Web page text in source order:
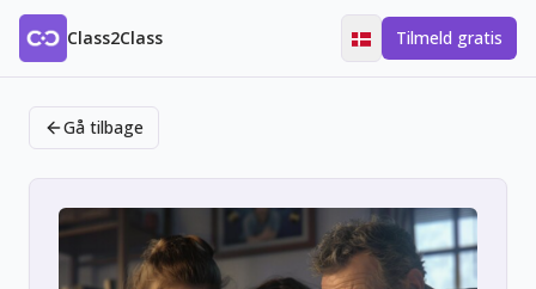
Class2Class Tilmeld gratis
Gå tilbage